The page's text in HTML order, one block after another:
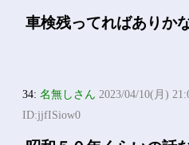
車検残ってればありか
34:名無しさん 2023/04/10(月)
ID:jjfISiow0